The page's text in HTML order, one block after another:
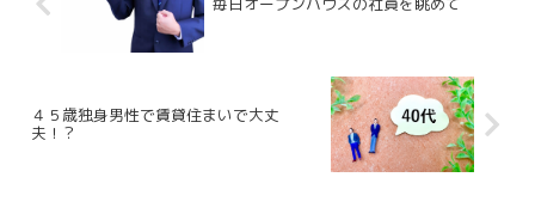
４５歳独身男性で賃貸住まいで大丈
夫！？